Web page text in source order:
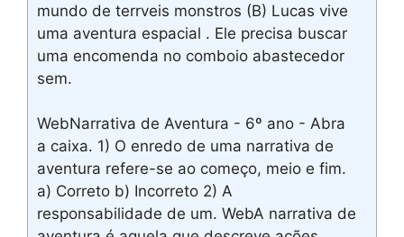
mundo de terrveis monstros (B) Lucas vive
uma aventura espacial . Ele precisa buscar
uma encomenda no comboio abastecedor
sem.
WebNarrativa de Aventura - 6º ano - Abra
a caixa. 1) O enredo de uma narrativa de
aventura refere-se ao começo, meio e fim.
a) Correto b) Incorreto 2) A
responsabilidade de um. WebA narrativa de